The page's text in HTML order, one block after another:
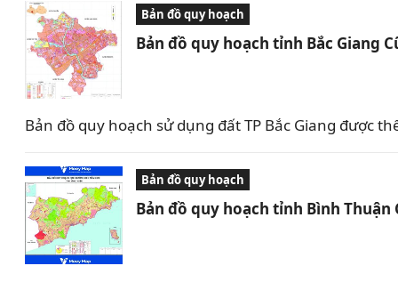
Bản đồ quy hoạch
Bản đồ quy hoạch tỉnh Bắc Giang
Bản đồ quy hoạch sử dụng đất TP Bắc Giang được
Bản đồ quy hoạch
Bản đồ quy hoạch tỉnh Bình Thuận